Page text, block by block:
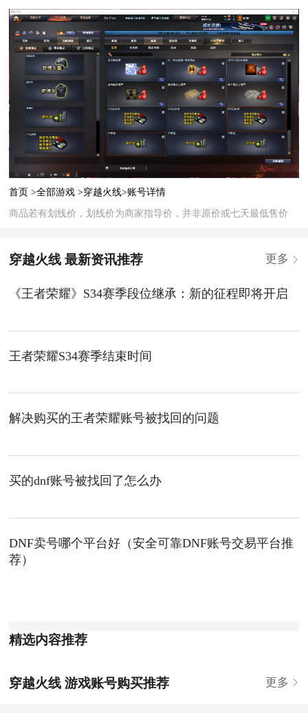
首页 >全部游戏 >穿越火线>账号详情
商品若有划线价，划线价为商家指导价，并非原价或七天最低售价
穿越火线 最新资讯推荐 更多
《王者荣耀》S34赛季段位继承：新的征程即将开启
王者荣耀S34赛季结束时间
解决购买的王者荣耀账号被找回的问题
买的dnf账号被找回了怎么办
DNF卖号哪个平台好（安全可靠DNF账号交易平台推
荐）
精选内容推荐
穿越火线 游戏账号购买推荐 更多